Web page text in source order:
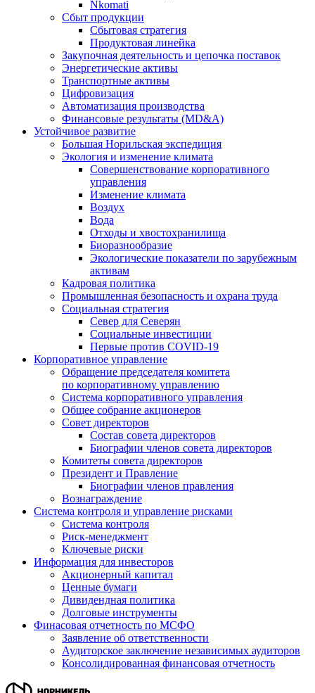
Nkomati
Сбыт продукции
Сбытовая стратегия
Продуктовая линейка
Закупочная деятельность и цепочка поставок
Энергетические активы
Транспортные активы
Цифровизация
Автоматизация производства
Финансовые результаты (MD&A)
Устойчивое развитие
Большая Норильская экспедиция
Экология и изменение климата
Совершенствование корпоративного
управления
Изменение климата
Воздух
Вода
Отходы и хвостохранилища
Биоразнообразие
Экологические показатели по зарубежным
активам
Кадровая политика
Промышленная безопасность и охрана труда
Социальная стратегия
Север для Северян
Социальные инвестиции
Первые против COVID‑19
Корпоративное управление
Обращение председателя комитета
по корпоративному управлению
Система корпоративного управления
Общее собрание акционеров
Совет директоров
Состав совета директоров
Биографии членов совета директоров
Комитеты совета директоров
Президент и Правление
Биографии членов правления
Вознаграждение
Система контроля и управление рисками
Система контроля
Риск-менеджмент
Ключевые риски
Информация для инвесторов
Акционерный капитал
Ценные бумаги
Дивидендная политика
Долговые инструменты
Финасовая отчетность по МСФО
Заявление об ответственности
Аудиторское заключение независимых аудиторов
Консолидированная финансовая отчетность